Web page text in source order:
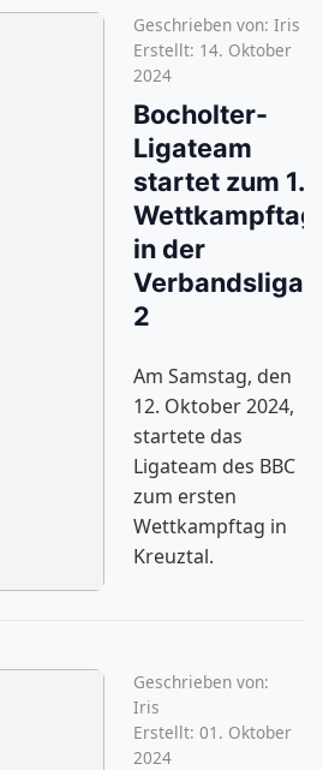
Bocholter-
Ligateam
startet zum 1.
Wettkampftag
in der
Verbandsliga
2
Geschrieben von: Iris
Erstellt: 14. Oktober
2024
Am Samstag, den
12. Oktober 2024,
startete das
Ligateam des BBC
zum ersten
Wettkampftag in
Kreuztal.
Geschrieben von:
Iris
Erstellt: 01. Oktober
2024